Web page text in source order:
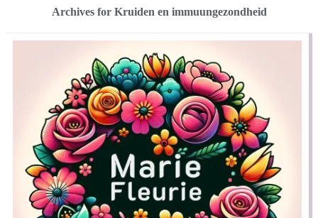
Archives for Kruiden en immuungezondheid